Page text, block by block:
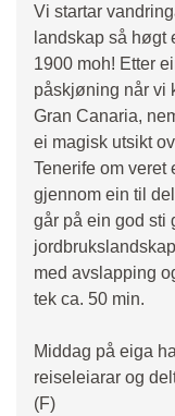
Vi startar
landskap så høgt
1900 moh! Etter
påskjøning når vi
Gran Canaria,
ei magisk utsikt
Tenerife om veret
gjennom ein til
går på ein god sti
med avslapping
tek ca. 50 min.
Middag på eiga
reiseleiarar og
(F)